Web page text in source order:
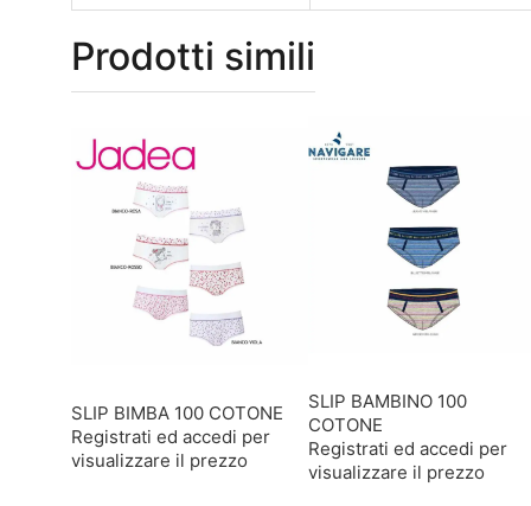
Prodotti simili
SLIP BIMBA 100 COTONE
Registrati ed accedi per
visualizzare il prezzo
SLIP BAMBINO 100
COTONE
Registrati ed accedi per
visualizzare il prezzo